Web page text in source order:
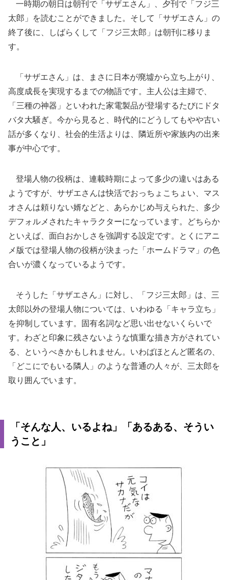
一時期の朝日は朝刊で「サザエさん」、夕刊で「フジ三
太郎」を読むことができました。そして「サザエさん」の
終了後に、しばらくして「フジ三太郎」は朝刊に移りま
す。
「サザエさん」は、まさに日本が廃墟から立ち上がり、
高度成長を実現するまでの物語です。主人公は主婦で、
「三種の神器」といわれた家電製品が登場するたびにドタ
バタ大騒ぎ。今から見ると、時代的にどうしてもやや古い
話が多くなり、社会的生活よりは、隣近所や家族内の出来
事が中心です。
登場人物の役柄は、連載時期によって多少の違いはある
ようですが、サザエさんは快活でおっちょこちょい、マス
オさんは頼りない婿などと、あらかじめ与えられた、多少
デフォルメされたキャラクターになっています。どちらか
といえば、面白おかしさを強調する設定です。とくにアニ
メ版では登場人物の役柄が決まった「ホームドラマ」の色
合いが濃くなっているようです。
そうした「サザエさん」に対し、「フジ三太郎」は、三
太郎以外の登場人物については、いわゆる「キャラ立ち」
を抑制しています。固有名詞など思い出せないくらいで
す。わざと印象に残さないような慎重な描き方がされてい
る、というべきかもしれません。いわばほとんど匿名の、
「どこにでもいる隣人」のような普通の人々が、三太郎を
取り囲んでいます。
「そんな人、いるよね」「あるある、そうい
うこと」